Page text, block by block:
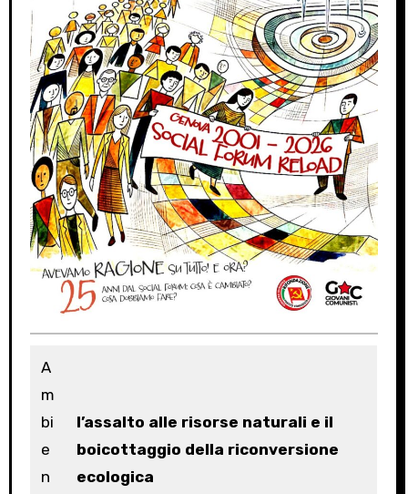
A
m
bi
e
n
l’assalto alle risorse naturali e il
boicottaggio della riconversione
ecologica